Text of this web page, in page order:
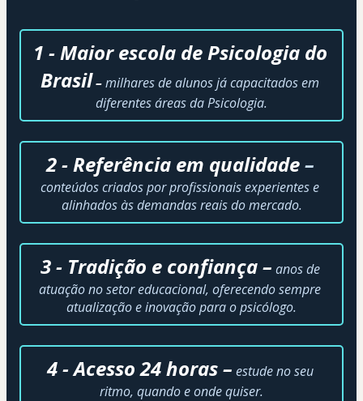
1 - Maior escola de Psicologia do
Brasil – milhares de alunos já capacitados em
diferentes áreas da Psicologia.
2 - Referência em qualidade –
conteúdos criados por profissionais experientes e
alinhados às demandas reais do mercado.
3 - Tradição e confiança – anos de
atuação no setor educacional, oferecendo sempre
atualização e inovação para o psicólogo.
4 - Acesso 24 horas – estude no seu
ritmo, quando e onde quiser.